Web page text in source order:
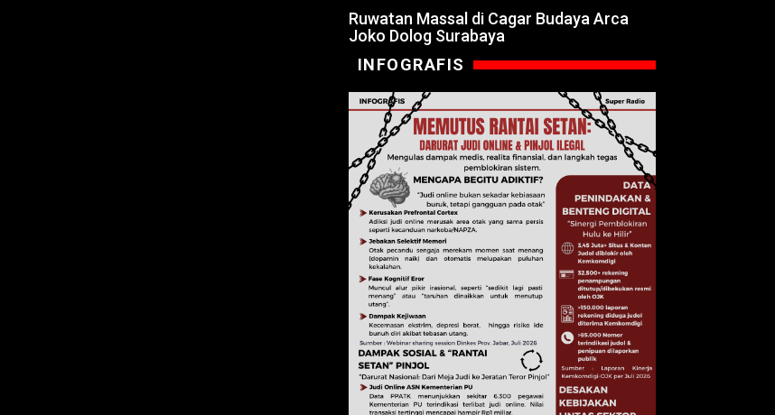
Ruwatan Massal di Cagar Budaya Arca
Joko Dolog Surabaya
INFOGRAFIS